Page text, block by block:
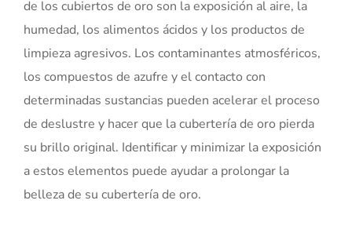
de los cubiertos de oro son la exposición al aire, la
humedad, los alimentos ácidos y los productos de
limpieza agresivos. Los contaminantes atmosféricos,
los compuestos de azufre y el contacto con
determinadas sustancias pueden acelerar el proceso
de deslustre y hacer que la cubertería de oro pierda
su brillo original. Identificar y minimizar la exposición
a estos elementos puede ayudar a prolongar la
belleza de su cubertería de oro.